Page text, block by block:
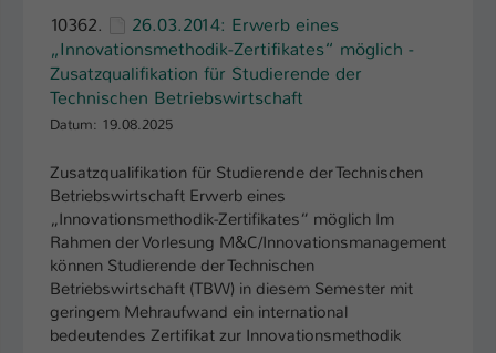
10362.
26.03.2014: Erwerb eines
„Innovationsmethodik-Zertifikates“ möglich -
Zusatzqualifikation für Studierende der
Technischen Betriebswirtschaft
Datum: 19.08.2025
Zusatzqualifikation für Studierende der Technischen
Betriebswirtschaft Erwerb eines
„Innovationsmethodik-Zertifikates“ möglich Im
Rahmen der Vorlesung M&C/Innovationsmanagement
können Studierende der Technischen
Betriebswirtschaft (TBW) in diesem Semester mit
geringem Mehraufwand ein international
bedeutendes Zertifikat zur Innovationsmethodik
Zweck
generierte ID, für die historische
Speicherung Ihrer vorgenommen
Einstellungen, falls der Webseiten-
Betreiber dies eingestellt hat.
Name fe_typo_user / PHPSESSID
Anbieter TYPO3
Laufzeit 1 Woche
Dieses Cookie ist ein Standard-Session-
Cookie von TYPO3. Es speichert im Fall